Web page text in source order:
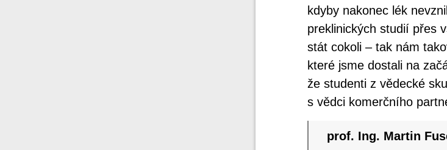
kdyby nakonec lék
preklinických studií přes
stát cokoli – tak nám
které jsme dostali na
že studenti z vědecké
s vědci komerčního
prof. Ing. Martin